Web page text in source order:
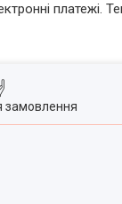
платежі.
замовлення